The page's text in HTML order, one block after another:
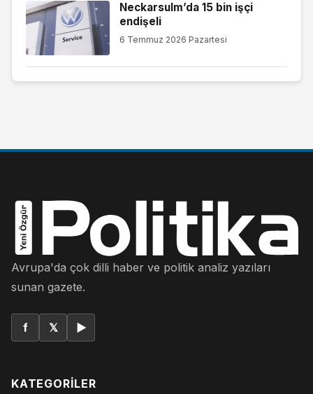
Neckarsulm’da 15 bin işçi
endişeli
6 Temmuz 2026 Pazartesi
Avrupa'da çok dilli haber ve politik analiz yazıları
sunan gazete.
f 𝕏 ▶
KATEGORILER